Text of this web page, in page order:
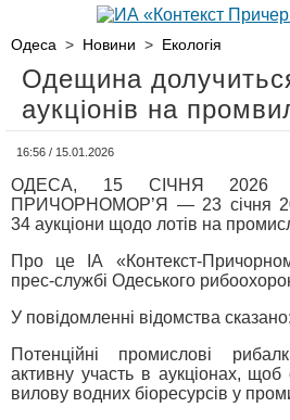
Одеса > Новини > Екологія
Одещина
аукціонів на
16:56 / 15.01.2026
ОДЕСА, 15 СІЧНЯ 2026
ПРИЧОРНОМОР’Я — 23 січня
34 аукціони щодо лотів на
Про це ІА «Контекст-
прес-службі Одеського
У повідомленні відомства сказано:
Потенційні промислові
активну участь в аукціонах,
вилову водних біоресурсів у